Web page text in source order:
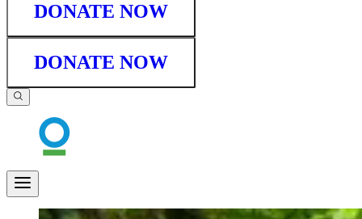
DONATE NOW
DONATE NOW